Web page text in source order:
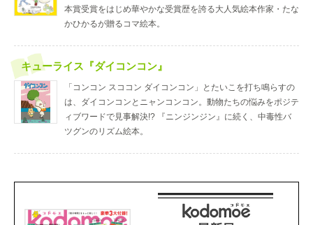
本賞受賞をはじめ華やかな受賞歴を誇る大人気絵本作家・たな
かひかるが贈るコマ絵本。
キューライス『ダイコンコン』
「コンコン スココン ダイコンコン」とたいこを打ち鳴らすの
は、ダイコンコンとニャンコンコン。動物たちの悩みをポジテ
ィブワードで見事解決!? 『ニンジンジン』に続く、中毒性バ
ツグンのリズム絵本。